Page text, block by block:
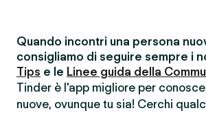
Quando incontri una persona
consigliamo di seguire sempre i
Tips e le Linee guida della
Tinder è l'app migliore per
nuove, ovunque tu sia! Cerchi